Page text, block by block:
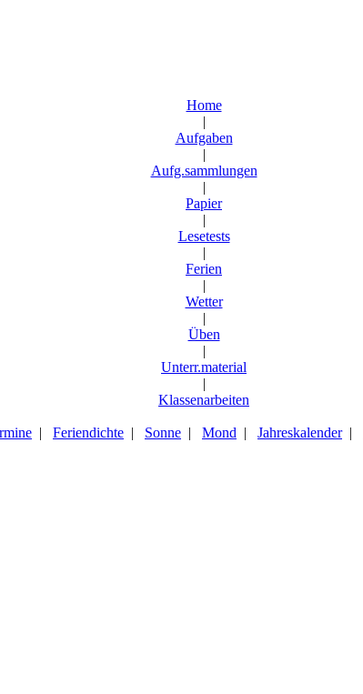
Home
|
Aufgaben
|
Aufg.sammlungen
|
Papier
|
Lesetests
|
Ferien
|
Wetter
|
Üben
|
Unterr.material
|
Klassenarbeiten
| Feriendichte | Sonne | Mond | Jahreskalender|